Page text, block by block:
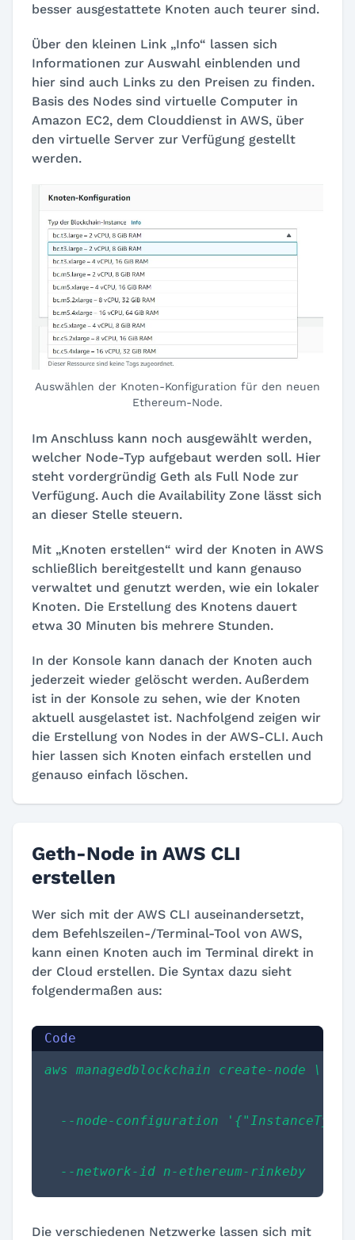
besser ausgestattete Knoten auch teurer sind.
Über den kleinen Link „Info“ lassen sich
Informationen zur Auswahl einblenden und
hier sind auch Links zu den Preisen zu finden.
Basis des Nodes sind virtuelle Computer in
Amazon EC2, dem Clouddienst in AWS, über
den virtuelle Server zur Verfügung gestellt
werden.
Auswählen der Knoten-Konfiguration für den neuen
Ethereum-Node.
Im Anschluss kann noch ausgewählt werden,
welcher Node-Typ aufgebaut werden soll. Hier
steht vordergründig Geth als Full Node zur
Verfügung. Auch die Availability Zone lässt sich
an dieser Stelle steuern.
Mit „Knoten erstellen“ wird der Knoten in AWS
schließlich bereitgestellt und kann genauso
verwaltet und genutzt werden, wie ein lokaler
Knoten. Die Erstellung des Knotens dauert
etwa 30 Minuten bis mehrere Stunden.
In der Konsole kann danach der Knoten auch
jederzeit wieder gelöscht werden. Außerdem
ist in der Konsole zu sehen, wie der Knoten
aktuell ausgelastet ist. Nachfolgend zeigen wir
die Erstellung von Nodes in der AWS-CLI. Auch
hier lassen sich Knoten einfach erstellen und
genauso einfach löschen.
Geth-Node in AWS CLI
erstellen
Wer sich mit der AWS CLI auseinandersetzt,
dem Befehlszeilen-/Terminal-Tool von AWS,
kann einen Knoten auch im Terminal direkt in
der Cloud erstellen. Die Syntax dazu sieht
folgendermaßen aus:
aws managedblockchain create-node \
--node-configuration
--network-id n-ethereum-rinkeby
Die verschiedenen Netzwerke lassen sich mit